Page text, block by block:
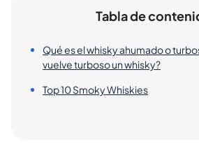
Tabla de
Qué es el whisky ahumado o
vuelve turboso un whisky?
Top 10 Smoky Whiskies